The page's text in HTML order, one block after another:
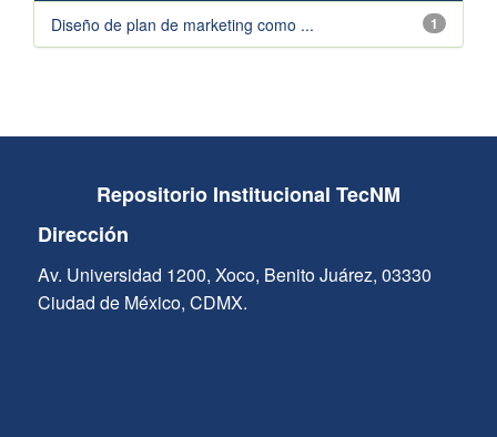
1
Diseño de plan de marketing como ...
Repositorio Institucional TecNM
Dirección
Av. Universidad 1200, Xoco, Benito Juárez, 03330
Ciudad de México, CDMX.